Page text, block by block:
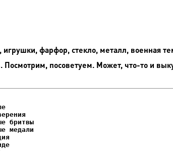
фарфор, стекло, металл, военная
Посмотрим, посоветуем. Может, что-то и